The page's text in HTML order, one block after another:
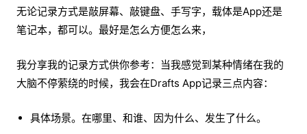
无论记录方式是敲屏幕、敲键盘、手写字，载体是App还是
笔记本，都可以。最好是怎么方便怎么来，
我分享我的记录方式供你参考：当我感觉到某种情绪在我的
大脑不停萦绕的时候，我会在Drafts App记录三点内容：
具体场景。在哪里、和谁、因为什么、发生了什么。